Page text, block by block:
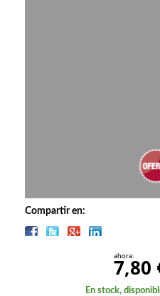
Deportes
Discos deVinilo. LP
Compartir en:
ahora:
7,80
En stock,